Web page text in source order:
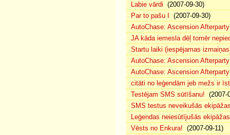
Labie vārdi (2007-09-30)
Par to pašu I
(2007-09-30)
AutoChase: Ascension
JA kāda iemesla dēļ tomēr
Startu laiki (iespējamas
AutoChase: Ascension
AutoChase: Ascension
citāti no leģendām jeb mežs ir
Testējam SMS sūtīšanu! (2007-
SMS testus neveikušās
Leģendas neiesūtījušās ekipāžas
Vēsts no Enkura! (2007-09-11)